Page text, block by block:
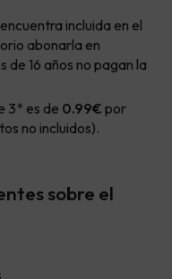
incluida en el
abonarla en
de 16 años no pagan la
3* es de 0.99€ por
no incluidos).
sobre el